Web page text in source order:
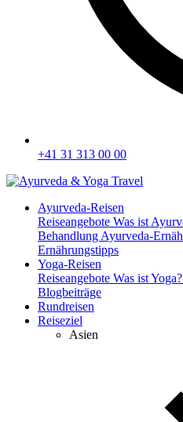
+41 31 313 00 00
Ayurveda-Reisen
Reiseangebote Was ist
Behandlung Ayurveda-
Ernährungstipps
Yoga-Reisen
Reiseangebote Was ist Yoga?
Blogbeiträge
Rundreisen
Reiseziel
Asien